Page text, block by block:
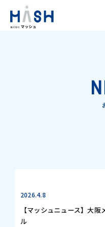
2026.4.8
【マッシュニュース】大
ル